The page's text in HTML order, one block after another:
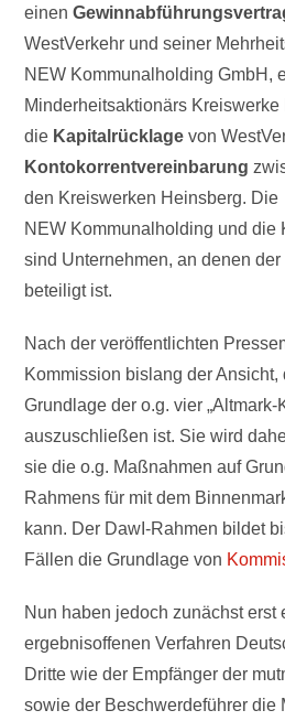
einen
WestVerkehr und seiner
NEW Kommunalholding GmbH,
Minderheitsaktionärs
die Kapitalrücklage von
Kontokorrentvereinbarung
den Kreiswerken Heinsberg. Die
NEW Kommunalholding und die
sind Unternehmen, an denen
beteiligt ist.
Nach der veröffentlichten
Kommission bislang der
Grundlage der o.g. vier „Altmark-
auszuschließen ist. Sie wird
sie die o.g. Maßnahmen auf
Rahmens für mit dem
kann. Der DawI-Rahmen bildet
Fällen die Grundlage von
Nun haben jedoch zunächst erst
ergebnisoffenen Verfahren
Dritte wie der Empfänger der
sowie der Beschwerdeführer die